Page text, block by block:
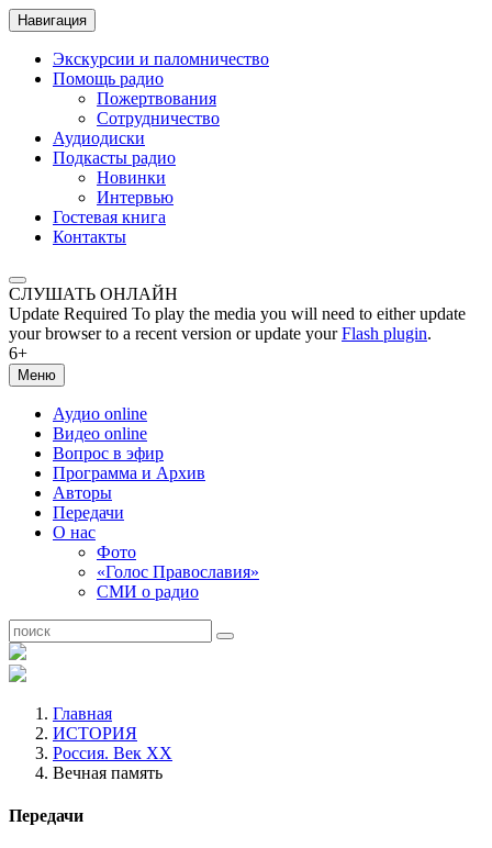
Навигация
Экскурсии и паломничество
Помощь радио
Пожертвования
Сотрудничество
Аудиодиски
Подкасты радио
Новинки
Интервью
Гостевая книга
Контакты
СЛУШАТЬ ОНЛАЙН
Update Required To play the media you will need to either update
your browser to a recent version or update yourFlash plugin.
6+
Меню
Аудио online
Видео online
Вопрос в эфир
Программа и Архив
Авторы
Передачи
О нас
Фото
«Голос Православия»
СМИ о радио
Главная
ИСТОРИЯ
Россия. Век ХХ
Вечная память
Передачи